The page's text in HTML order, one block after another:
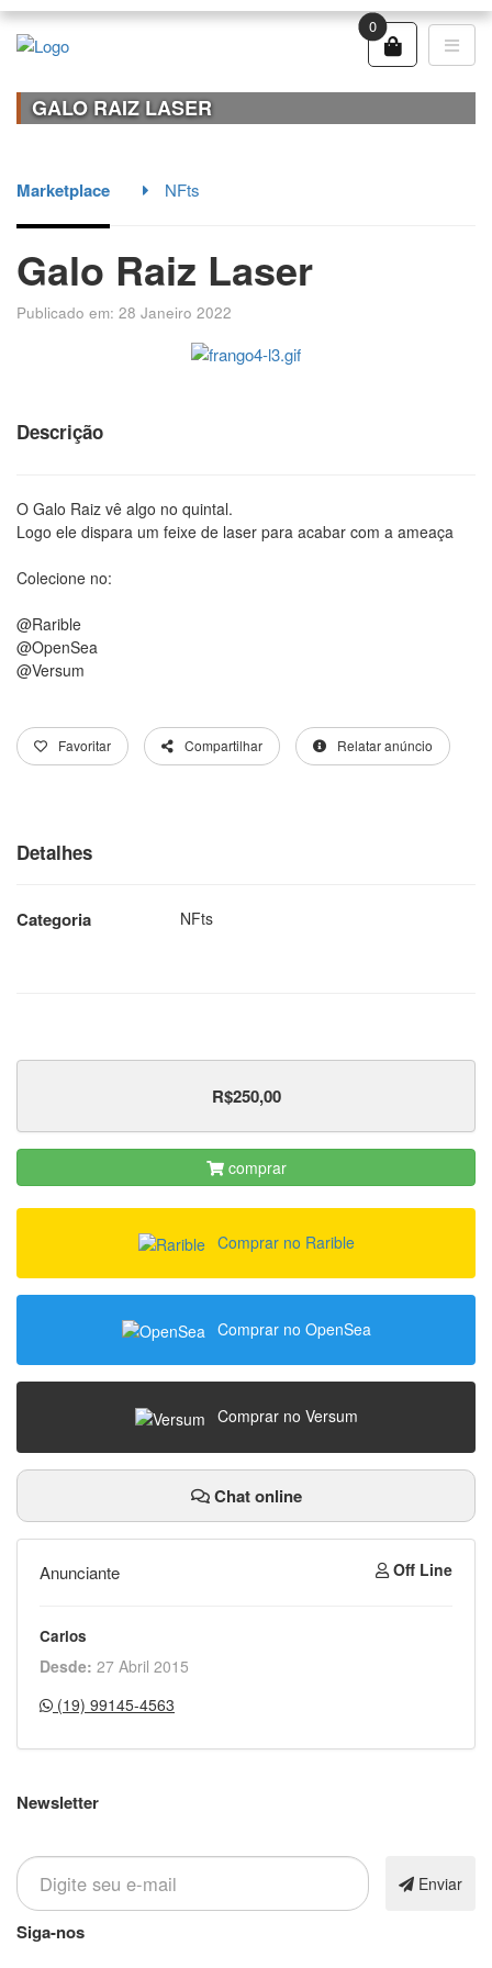
0
GALO RAIZ LASER
Marketplace NFts
Galo Raiz Laser
Publicado em: 28 Janeiro 2022
Descrição
O Galo Raiz vê algo no quintal.
Logo ele dispara um feixe de laser para acabar com a ameaça
Colecione no:
@Rarible
@OpenSea
@Versum
Favoritar Compartilhar Relatar anúncio
Detalhes
Categoria NFts
R$250,00
comprar
Comprar no Rarible
Comprar no OpenSea
Comprar no Versum
Chat online
Anunciante Off Line
Carlos
Desde: 27 Abril 2015
(19) 99145-4563
Newsletter
Enviar
Siga-nos